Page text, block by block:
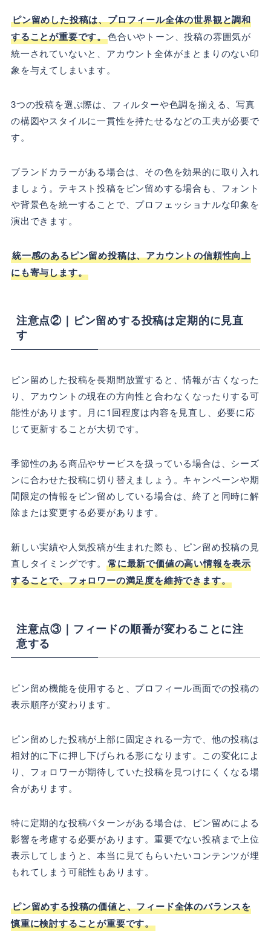
ピン留めした投稿は、プロフィール全体の世界観と調和
することが重要です。色合いやトーン、投稿の雰囲気が
統一されていないと、アカウント全体がまとまりのない印
象を与えてしまいます。
3つの投稿を選ぶ際は、フィルターや色調を揃える、写真
の構図やスタイルに一貫性を持たせるなどの工夫が必要で
す。
ブランドカラーがある場合は、その色を効果的に取り入れ
ましょう。テキスト投稿をピン留めする場合も、フォント
や背景色を統一することで、プロフェッショナルな印象を
演出できます。
統一感のあるピン留め投稿は、アカウントの信頼性向上
にも寄与します。
注意点②｜ピン留めする投稿は定期的に見直
す
ピン留めした投稿を長期間放置すると、情報が古くなった
り、アカウントの現在の方向性と合わなくなったりする可
能性があります。月に1回程度は内容を見直し、必要に応
じて更新することが大切です。
季節性のある商品やサービスを扱っている場合は、シーズ
ンに合わせた投稿に切り替えましょう。キャンペーンや期
間限定の情報をピン留めしている場合は、終了と同時に解
除または変更する必要があります。
新しい実績や人気投稿が生まれた際も、ピン留め投稿の見
直しタイミングです。 常に最新で価値の高い情報を表示
することで、フォロワーの満足度を維持できます。
注意点③｜フィードの順番が変わることに注
意する
ピン留め機能を使用すると、プロフィール画面での投稿の
表示順序が変わります。
ピン留めした投稿が上部に固定される一方で、他の投稿は
相対的に下に押し下げられる形になります。この変化によ
り、フォロワーが期待していた投稿を見つけにくくなる場
合があります。
特に定期的な投稿パターンがある場合は、ピン留めによる
影響を考慮する必要があります。重要でない投稿まで上位
表示してしまうと、本当に見てもらいたいコンテンツが埋
もれてしまう可能性もあります。
ピン留めする投稿の価値と、フィード全体のバランスを
慎重に検討することが重要です。